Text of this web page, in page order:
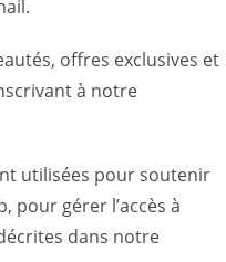
offres exclusives et
à notre
utilisées pour soutenir
pour gérer l’accès à
dans notre